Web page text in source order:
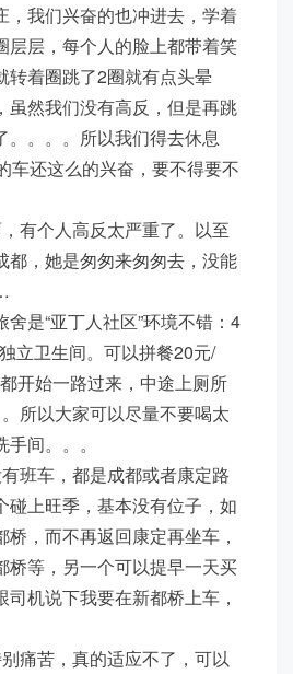
，我们兴奋的也冲进去，学着
层层，每个人的脸上都带着笑
转着圈跳了2圈就有点头晕
虽然我们没有高反，但是再跳
。。。。所以我们得去休息
车还这么的兴奋，要不得要不
有个人高反太严重了。以至
都，她是匆匆来匆匆去，没能
是“亚丁人社区”环境不错：4
立卫生间。可以拼餐20元/
开始一路过来，中途上厕所
所以大家可以尽量不要喝太
间。。。
班车，都是成都或者康定路
碰上旺季，基本没有位子，如
，而不再返回康定再坐车，
桥等，另一个可以提早一天买
机说下我要在新都桥上车，
痛苦，真的适应不了，可以